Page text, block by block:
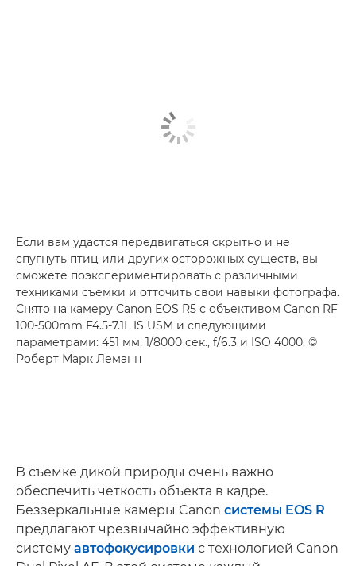
Если вам удастся передвигаться скрытно и не
спугнуть птиц или других осторожных существ, вы
сможете поэкспериментировать с различными
техниками съемки и отточить свои навыки фотографа.
Снято на камеру Canon EOS R5 с объективом Canon RF
100-500mm F4.5-7.1L IS USM и следующими
параметрами: 451 мм, 1/8000 сек., f/6.3 и ISO 4000. ©
Роберт Марк Леманн
В съемке дикой природы очень важно
обеспечить четкость объекта в кадре.
Беззеркальные камеры Canon системы EOS R
предлагают чрезвычайно эффективную
систему автофокусировки с технологией Canon